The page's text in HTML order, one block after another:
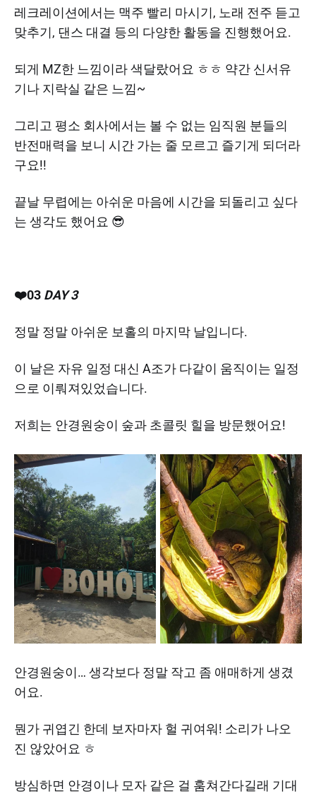
레크레이션에서는 맥주 빨리 마시기, 노래 전주 듣고
맞추기, 댄스 대결 등의 다양한 활동을 진행했어요.
되게 MZ한 느낌이라 색달랐어요 ㅎㅎ 약간 신서유
기나 지락실 같은 느낌~
그리고 평소 회사에서는 볼 수 없는 임직원 분들의
반전매력을 보니 시간 가는 줄 모르고 즐기게 되더라
구요!!
끝날 무렵에는 아쉬운 마음에 시간을 되돌리고 싶다
는 생각도 했어요 😎
❤️03 DAY 3
정말 정말 아쉬운 보홀의 마지막 날입니다.
이 날은 자유 일정 대신 A조가 다같이 움직이는 일정
으로 이뤄져있었습니다.
저희는 안경원숭이 숲과 초콜릿 힐을 방문했어요!
안경원숭이… 생각보다 정말 작고 좀 애매하게 생겼
어요.
뭔가 귀엽긴 한데 보자마자 헐 귀여워! 소리가 나오
진 않았어요 ㅎ
방심하면 안경이나 모자 같은 걸 훔쳐간다길래 기대